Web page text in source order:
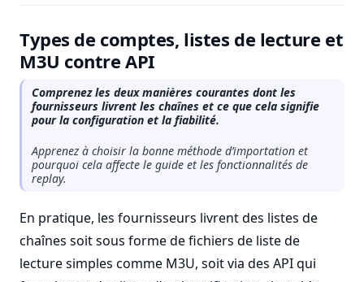
Types de comptes, listes de lecture et
M3U contre API
Comprenez les deux manières courantes dont les
fournisseurs livrent les chaînes et ce que cela signifie
pour la configuration et la fiabilité.
Apprenez à choisir la bonne méthode d’importation et
pourquoi cela affecte le guide et les fonctionnalités de
replay.
En pratique, les fournisseurs livrent des listes de
chaînes soit sous forme de fichiers de liste de
lecture simples comme M3U, soit via des API qui